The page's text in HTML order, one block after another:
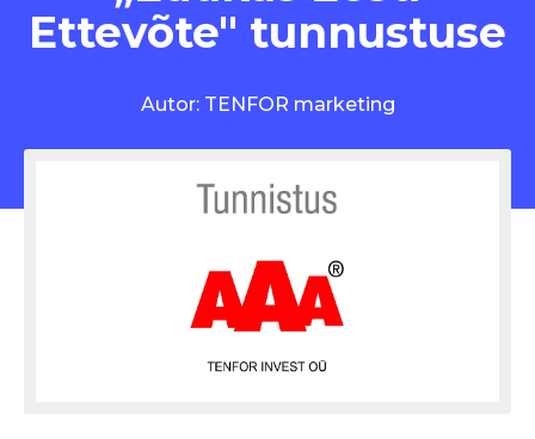
Ettevõte" tunnustuse
Autor: TENFOR marketing